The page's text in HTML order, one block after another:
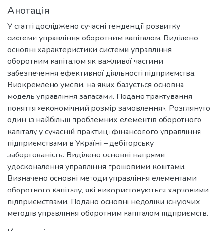
Анотація
У статті досліджено сучасні тенденції розвитку
системи управління оборотним капіталом. Виділено
основні характеристики системи управління
оборотним капіталом як важливої частини
забезпечення ефективної діяльності підприємства.
Виокремлено умови, на яких базується основна
модель управління запасами. Подано трактування
поняття «економічний розмір замовлення». Розглянуто
один із найбільш проблемних елементів оборотного
капіталу у сучасній практиці фінансового управління
підприємствами в Україні – дебіторську
заборгованість. Виділено основні напрями
удосконалення управління грошовими коштами.
Визначено основні методи управління елементами
оборотного капіталу, які використовуються харчовими
підприємствами. Подано основні недоліки існуючих
методів управління оборотним капіталом підприємств.